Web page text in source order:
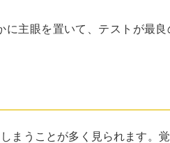
主眼を置いて、テストが最
まうことが多く見られます。